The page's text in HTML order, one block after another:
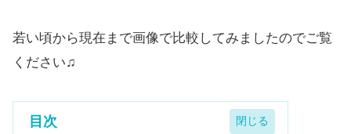
若い頃から現在まで画像で比較してみましたのでご覧
ください♫
目次